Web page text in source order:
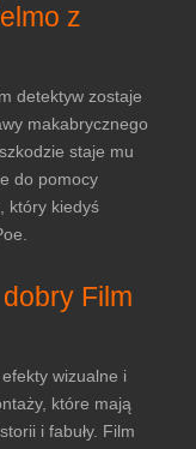
z
detektyw zostaje
makabrycznego
staje mu
do pomocy
który kiedyś
Film
wizualne i
które mają
i fabuły. Film